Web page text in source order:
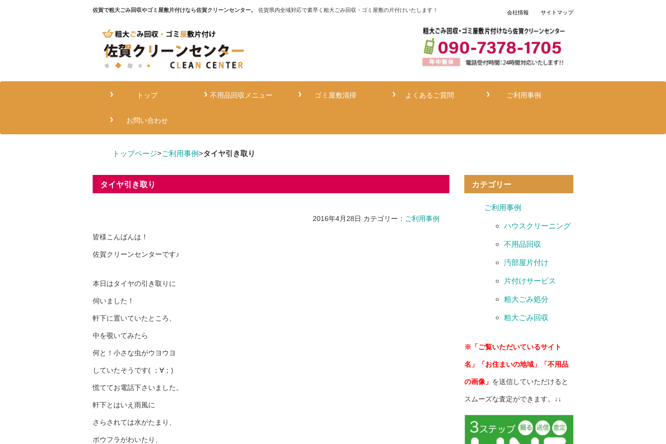
佐賀で粗大ごみ回収やゴミ屋敷片付けなら佐賀クリーンセンター。 佐賀県内全域対応で素早く粗大ごみ回収・ゴミ屋敷の片付けいたします！ 会社情報 サイトマップ
トップ 不用品回収メニュー ゴミ屋敷清掃 よくあるご質問 ご利用事例
お問い合わせ
トップページ>ご利用事例>タイヤ引き取り
タイヤ引き取り
2016年4月28日 カテゴリー： ご利用事例
皆様こんばんは！
佐賀クリーンセンターです♪
本日はタイヤの引き取りに
伺いました！
軒下に置いていたところ、
中を覗いてみたら
何と！小さな虫がウヨウヨ
していたそうです( ；∀；)
慌ててお電話下さいました。
軒下とはいえ雨風に
さらされては水がたまり、
ボウフラがわいたり、
カテゴリー
ご利用事例
ハウスクリーニング
不用品回収
汚部屋片付け
片付けサービス
粗大ごみ処分
粗大ごみ回収
※「ご覧いただいているサイト
名」「お住まいの地域」「不用品
の画像」 を送信していただけると
スムーズな査定ができます。↓↓